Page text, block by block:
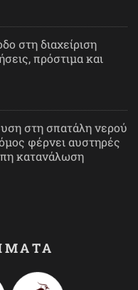
στη διαχείριση
πρόστιμα και
στη σπατάλη νερού
φέρνει αυστηρές
κατανάλωση